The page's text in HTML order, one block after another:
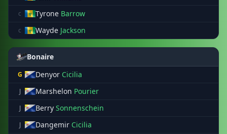
c Tyrone Barrow
c Wayde Jackson
Bonaire
G Denyor Cicilia
J Marshelon Pourier
J Berry Sonnenschein
J Dangemir Cicilia